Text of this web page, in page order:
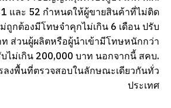
และ 52 กำหนดให้ผู้ขายสินค้าที่ไม่ติด
ถูกต้องมีโทษจำคุกไม่เกิน 6 เดือน ปรับ
ส่วนผู้ผลิตหรือผู้นำเข้ามีโทษหนักกว่า
ไม่เกิน 200,000 บาท นอกจากนี้ สคบ.
ลงพื้นที่ตรวจสอบในลักษณะเดียวกันทั่ว
ประเทศ